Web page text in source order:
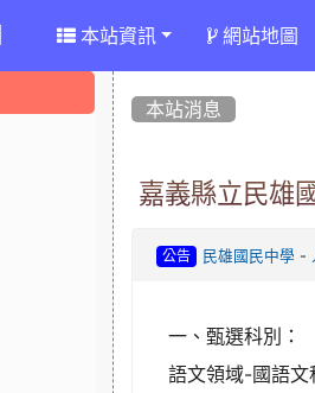
本站資訊 網站地圖
本站消息
嘉義縣立民雄
公告 民雄國民中學 -
一、甄選科別：
語文領域-國語文